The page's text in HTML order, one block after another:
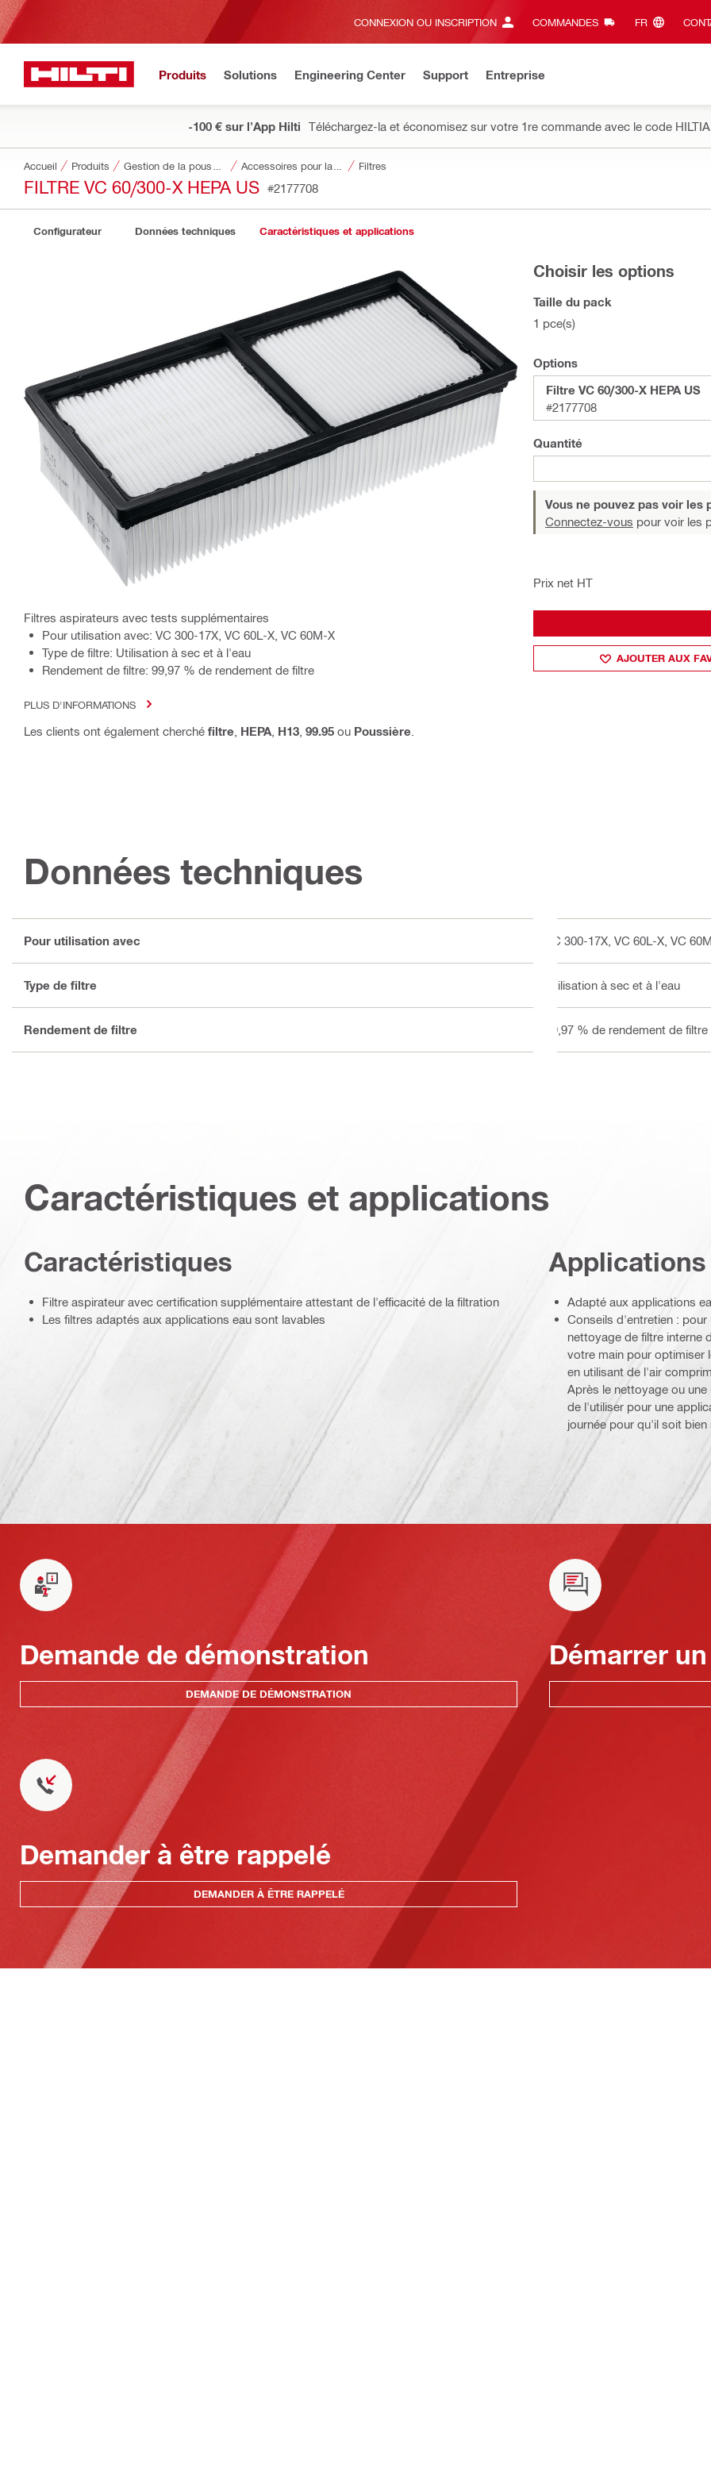
CONNEXION OU INSCRIPTION COMMANDES FR‎
Produits Solutions Engineering Center Support Entreprise
-100 € sur l'App Hilti Téléchargez-la et économisez sur votre 1re commande avec le code
Accueil Produits Filtres
FILTRE VC 60/300-X HEPA US #2177708
Configurateur Données techniques Caractéristiques et applications
Filtres aspirateurs avec tests supplémentaires
Pour utilisation avec: VC 300-17X, VC 60L-X, VC 60M-X
Type de filtre: Utilisation à sec et à l'eau
Rendement de filtre: 99,97 % de rendement de filtre
PLUS D'INFORMATIONS
Les clients ont également cherché filtre HEPA H13 99.95 ou Poussière
Choisir les options
Taille du pack
1 pce(s)
Options
Filtre VC 60/300-X HEPA US
#2177708
Quantité
Vous ne pouvez pas voir les
Connectez-vous pour voir les
Prix net HT
AJOUTER AUX
Données techniques
Pour utilisation avec VC 300-17X, VC 60L-X, VC
Type de filtre Utilisation à sec et à l'eau
Rendement de filtre 99,97 % de rendement de filtre
Caractéristiques et applications
Caractéristiques
Filtre aspirateur avec certification supplémentaire attestant de l'efficacité de la filtration
Les filtres adaptés aux applications eau sont lavables
Applications
Adapté aux applications
Conseils d'entretien :
nettoyage de filtre interne
votre main pour optimiser
en utilisant de l'air
Après le nettoyage ou
de l'utiliser pour une
journée pour qu'il soit bien
Demande de démonstration
DEMANDE DE DÉMONSTRATION
Démarrer
Demander à être rappelé
DEMANDER À ÊTRE RAPPELÉ